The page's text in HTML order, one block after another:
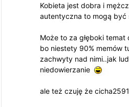
Kobieta jest dobra i
autentyczna to mogą być
Może to za głęboki
bo niestety 90% memów
zachwyty nad nimi..jak
niedowierzanie
ale też czuję że